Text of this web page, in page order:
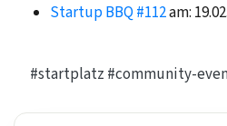
Startup BBQ #112am:
#startplatz #community-